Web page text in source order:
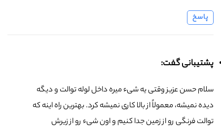
پاسخ
پشتیبانی گفت:
سلام حسن عزیز وقتی یه شیء میره داخل لوله توالت و دیگه
دیده نمیشه، معمولاً از بالا کاری نمیشه کرد. بهترین راه اینه که
توالت فرنگی رو از زمین جدا کنیم و اون شیء رو از زیرش